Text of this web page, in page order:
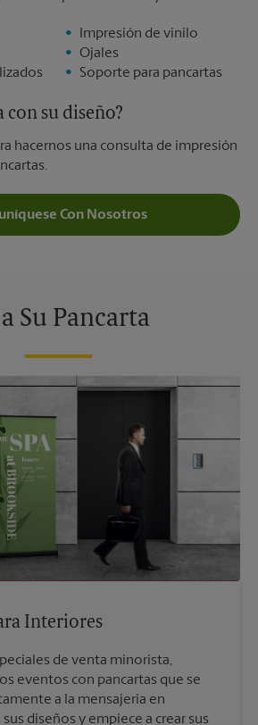
Impresión de vinilo
Ojales
Soporte para pancartas
con su diseño?
hacernos una consulta de impresión
Con Nosotros
Su Pancarta
Interiores
de venta minorista,
eventos con pancartas que se
a la mensajería en
diseños y empiece a crear sus